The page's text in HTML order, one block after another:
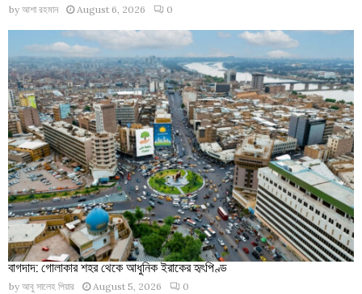
by আশা রহমান August 6, 2026 0
বাগদাদ: গোলাকার শহর থেকে আধুনিক ইরাকের হৃৎপিণ্ড
by আবু সালেহ পিয়ার August 5, 2026 0